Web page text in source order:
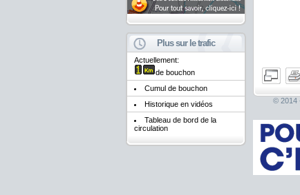
Plus sur le trafic
Actuellement:
de bouchon
Cumul de bouchon
Historique en vidéos
Tableau de bord de la
circulation
© 2014